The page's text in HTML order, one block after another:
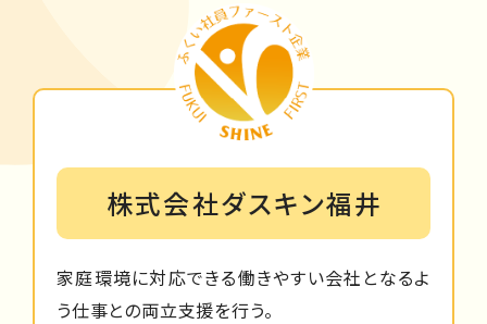
株式会社ダスキン福井
家庭環境に対応できる働きやすい会社となるよ
う仕事との両立支援を行う。